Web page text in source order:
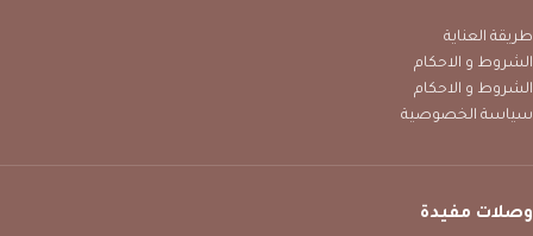
طريقة العناية
الشروط و الاحكام
الشروط و الاحكام
سياسة الخصوصية
وصلات مفيدة